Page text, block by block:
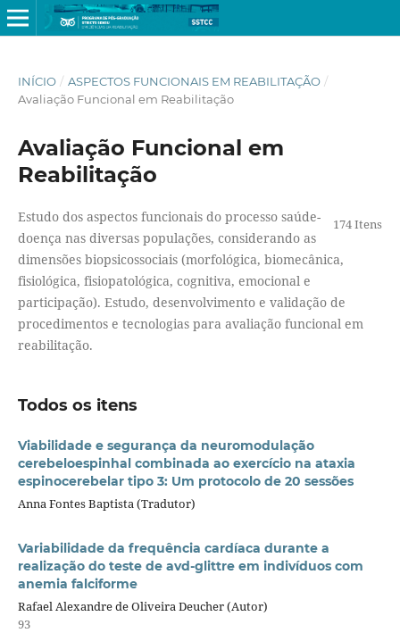
INÍCIO / ASPECTOS FUNCIONAIS EM REABILITAÇÃO /
Avaliação Funcional em Reabilitação
Avaliação Funcional em
Reabilitação
174 Itens
Estudo dos aspectos funcionais do processo saúde-
doença nas diversas populações, considerando as
dimensões biopsicossociais (morfológica, biomecânica,
fisiológica, fisiopatológica, cognitiva, emocional e
participação). Estudo, desenvolvimento e validação de
procedimentos e tecnologias para avaliação funcional em
reabilitação.
Todos os itens
Viabilidade e segurança da neuromodulação
cerebeloespinhal combinada ao exercício na ataxia
espinocerebelar tipo 3: Um protocolo de 20 sessões
Anna Fontes Baptista (Tradutor)
Variabilidade da frequência cardíaca durante a
realização do teste de avd-glittre em indivíduos com
anemia falciforme
Rafael Alexandre de Oliveira Deucher (Autor)
93